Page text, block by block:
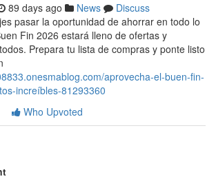
89 days ago News
Discuss
pasar la oportunidad de ahorrar en todo lo
Fin 2026 estará lleno de ofertas y
Prepara tu lista de compras y ponte listo
aprovecha-el-buen-fin-
increíbles-81293360
Who Upvoted